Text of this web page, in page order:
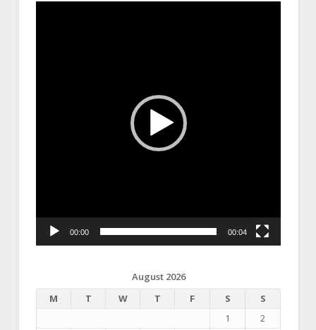
00:00 00:04
August 2026
M
T W T F S
S
1
2